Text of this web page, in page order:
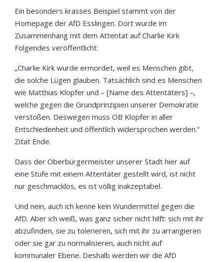
Ein besonders krasses Beispiel stammt von der
Homepage der AfD Esslingen. Dort wurde im
Zusammenhang mit dem Attentat auf Charlie Kirk
Folgendes veröffentlicht:
„Charlie Kirk wurde ermordet, weil es Menschen gibt,
die solche Lügen glauben. Tatsächlich sind es Menschen
wie Matthias Klopfer und – [Name des Attentäters] –,
welche gegen die Grundprinzipien unserer Demokratie
verstoßen. Deswegen muss OB Klopfer in aller
Entschiedenheit und öffentlich widersprochen werden.“
Zitat Ende.
Dass der Oberbürgermeister unserer Stadt hier auf
eine Stufe mit einem Attentäter gestellt wird, ist nicht
nur geschmacklos, es ist völlig inakzeptabel.
Und nein, auch ich kenne kein Wundermittel gegen die
AfD. Aber ich weiß, was ganz sicher nicht hilft: sich mit ihr
abzufinden, sie zu tolerieren, sich mit ihr zu arrangieren
oder sie gar zu normalisieren, auch nicht auf
kommunaler Ebene. Deshalb werden wir die AfD